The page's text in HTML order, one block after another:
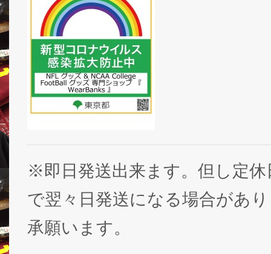
※即日発送出来ます。但し定休
で翌々日発送になる場合があ
承願います。